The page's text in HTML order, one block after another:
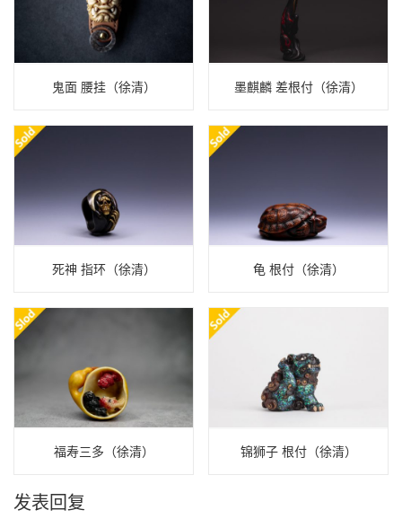
鬼面 腰挂（徐清） 墨麒麟 差根付（徐清）
死神 指环（徐清） 龟 根付（徐清）
福寿三多（徐清） 锦狮子 根付（徐清）
发表回复